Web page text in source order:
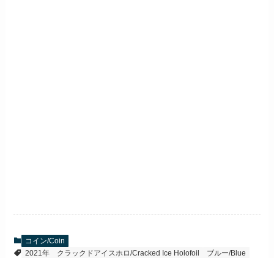
コイン/Coin
2021年
クラックドアイスホロ/Cracked Ice Holofoil ブルー/Blue